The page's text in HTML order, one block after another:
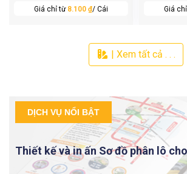
Giá chỉ từ 8.100 ₫/ Cái Giá
| Xem tất cả . . .
DỊCH VỤ NỔI BẬT
Thiết kế và in ấn Sơ đồ phân lô cho dự án Bất
động sản